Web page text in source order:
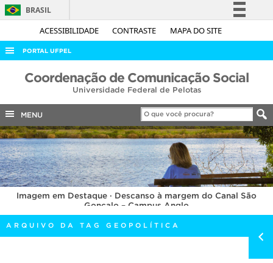
ACESSIBILIDADE CONTRASTE MAPA DO SITE
BRASIL
Simplifique!
Acesso à informação
Legislação
Canais
PORTAL UFPEL
ACESSO À INFORMAÇÃO
COBALTO
CONCURSOS
EDITAIS
INTERNACIONAL
OUVIDORIA
PORTARIAS
TELEFONES
Coordenação de Comunicação Social
Universidade Federal de Pelotas
MENU
Imagem em Destaque · Descanso à margem do Canal São
Gonçalo – Campus Anglo
ARQUIVO DA TAG GEOPOLÍTICA